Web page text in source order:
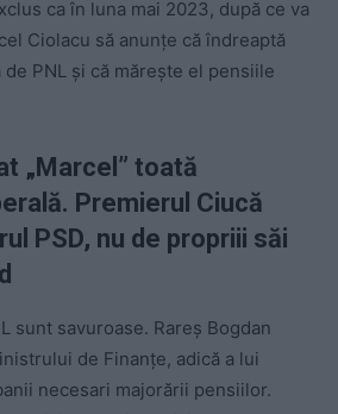
ca în luna mai 2023, după ce va
Ciolacu să anunțe că îndreaptă
de PNL și că mărește el pensiile
„Marcel” toată
Premierul Ciucă
PSD, nu de propriii săi
sunt savuroase. Rareș Bogdan
de Finanțe, adică a lui
necesari majorării pensiilor.